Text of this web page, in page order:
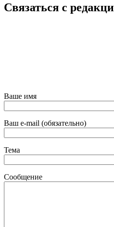
Связаться с
Ваше имя
Ваш e-mail (обязательно)
Тема
Сообщение